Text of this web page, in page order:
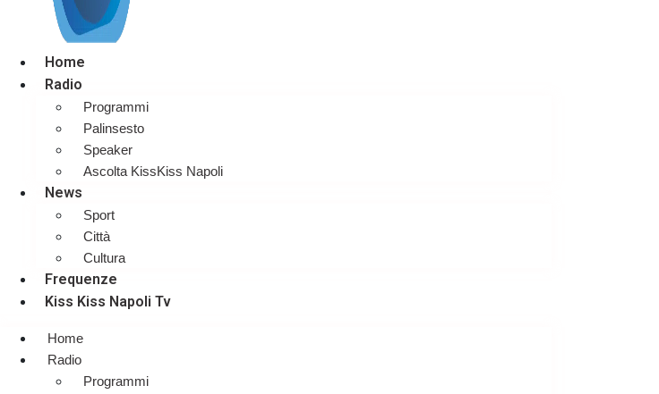
Home
Radio
Programmi
Palinsesto
Speaker
Ascolta KissKiss Napoli
News
Sport
Città
Cultura
Frequenze
Kiss Kiss Napoli Tv
Home
Radio
Programmi